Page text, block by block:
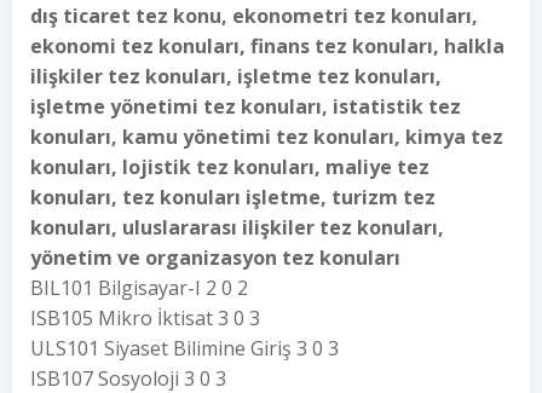
dış ticaret tez konu, ekonometri tez konuları,
ekonomi tez konuları, finans tez konuları, halkla
ilişkiler tez konuları, işletme tez konuları,
işletme yönetimi tez konuları, istatistik tez
konuları, kamu yönetimi tez konuları, kimya tez
konuları, lojistik tez konuları, maliye tez
konuları, tez konuları işletme, turizm tez
konuları, uluslararası ilişkiler tez konuları,
yönetim ve organizasyon tez konuları
BIL101 Bilgisayar-I 2 0 2
ISB105 Mikro İktisat 3 0 3
ULS101 Siyaset Bilimine Giriş 3 0 3
ISB107 Sosyoloji 3 0 3